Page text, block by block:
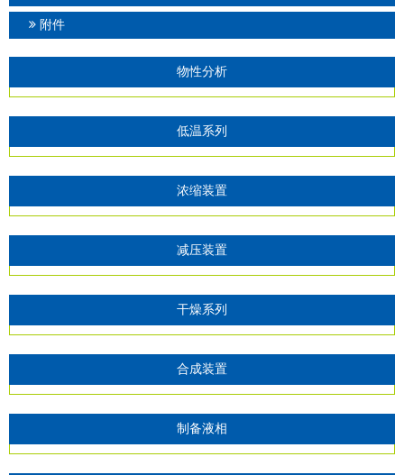
附件
物性分析
低温系列
浓缩装置
减压装置
干燥系列
合成装置
制备液相